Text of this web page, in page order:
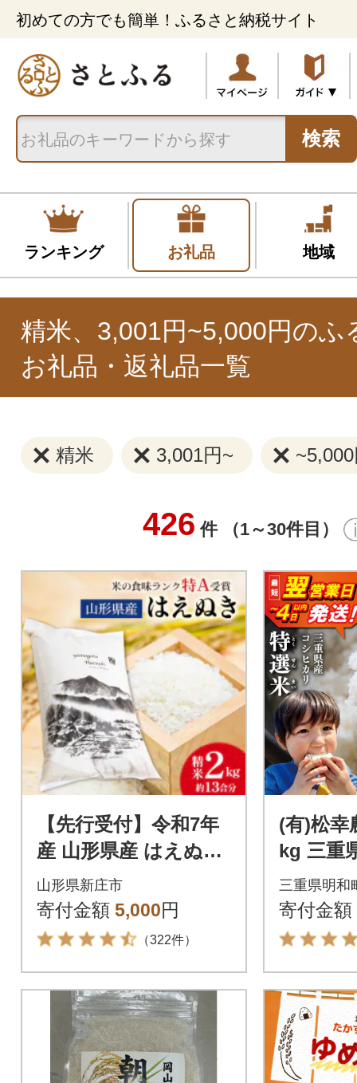
初めての方でも簡単！ふるさと納税サイト
検索
ランキング お礼品 地域
精米、3,001円~5,000円のふ
お礼品・返礼品一覧
精米 3,001円~
426 件 （1～30件目）
【先行受付】令和7年
産 山形県産 はえぬき
精米 2kg
山形県新庄市
寄付金額 5,000円
（322件）
(有)松幸
kg 三重
リ
三重県明和
寄付金額